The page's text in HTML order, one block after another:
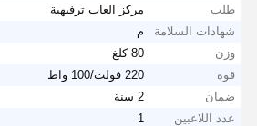
طلب
مركز العاب ترفيهية
شهادات السلامة
م
وزن
80 كلغ
قوة
220 فولت/100 واط
ضمان
2 سنة
عدد اللاعبين
1